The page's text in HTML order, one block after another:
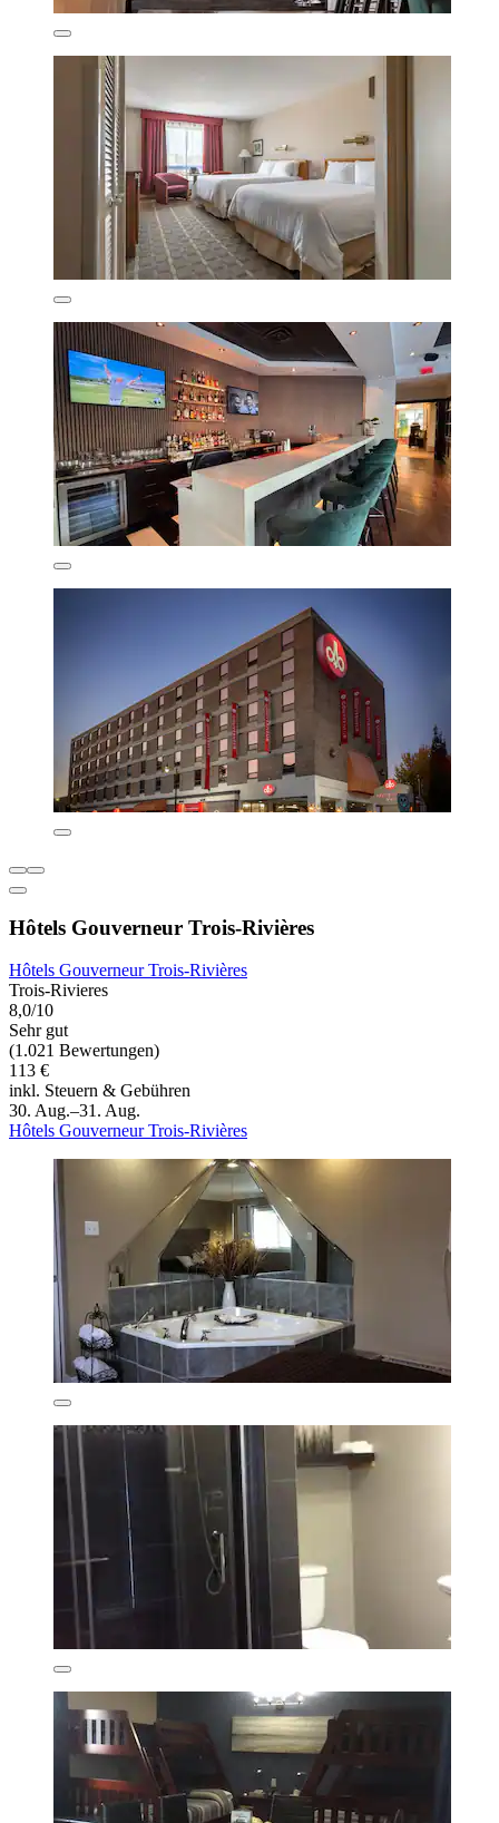
Hôtels Gouverneur Trois-Rivières
Hôtels Gouverneur Trois-Rivières
Trois-Rivieres
8,0/10
Sehr gut
(1.021 Bewertungen)
113 €
inkl. Steuern & Gebühren
30. Aug.–31. Aug.
Hôtels Gouverneur Trois-Rivières